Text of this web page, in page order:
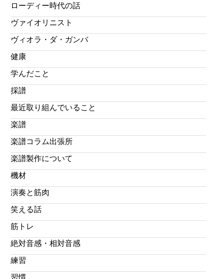
ローディー時代の話
ヴァイオリニスト
ヴィオラ・ダ・ガンバ
健康
学んだこと
採譜
最近取り組んでいること
楽譜
楽譜コラム出張所
楽譜製作について
機材
演奏と筋肉
笑える話
筋トレ
絶対音感・相対音感
練習